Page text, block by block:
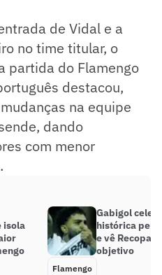
de Vidal e a
no time titular, o
partida do Flamengo
destacou,
na equipe
dando
com menor
isola
Gabigol
histórica pelo
e vê Recopa
objetivo
Flamengo